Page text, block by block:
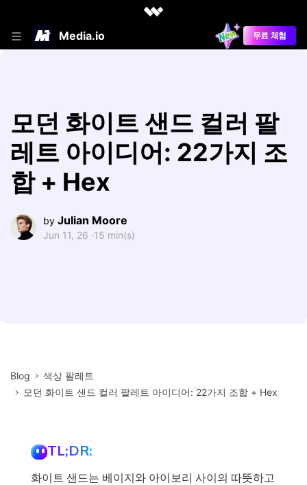
Media.io 무료 체험
모던 화이트 샌드 컬러 팔
레트 아이디어: 22가지 조
합 + Hex
by Julian Moore
Jun 11, 26 ·15 min(s)
Blog
색상 팔레트
모던 화이트 샌드 컬러 팔레트 아이디어: 22가지 조합 + Hex
TL;DR:
화이트 샌드는 베이지와 아이보리 사이의 따뜻하고